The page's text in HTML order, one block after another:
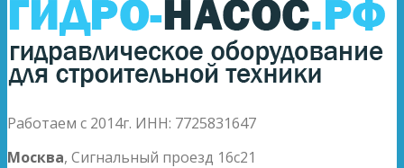
Работаем с 2014г. ИНН: 7725831647
Москва, Сигнальный проезд 16с21